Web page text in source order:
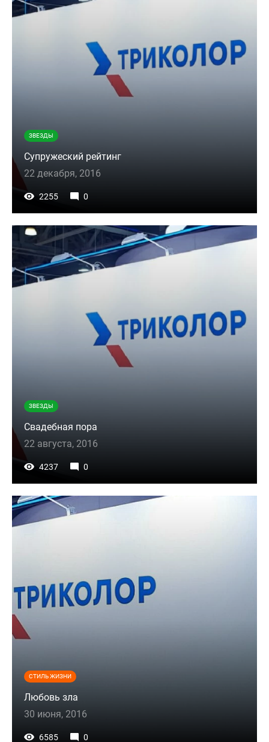
ЗВЕЗДЫ
Супружеский рейтинг
22 декабря, 2016
2255 0
ЗВЕЗДЫ
Свадебная пора
22 августа, 2016
4237 0
СТИЛЬ ЖИЗНИ
Любовь зла
30 июня, 2016
6585 0